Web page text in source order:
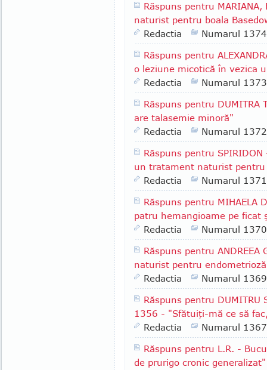
Răspuns pentru
naturist pentru boala
Redactia
Numarul 1374
Răspuns pentru
o leziune micotică în vezica
Redactia
Numarul 1373
Răspuns pentru
are talasemie minoră"
Redactia
Numarul 1372
Răspuns pentru
un tratament naturist pentru
Redactia
Numarul 1371
Răspuns pentru MIHAELA
patru hemangioame pe ficat
Redactia
Numarul 1370
Răspuns pentru
naturist pentru
Redactia
Numarul 1369
Răspuns pentru
1356 - "Sfătuiţi-mă ce să
Redactia
Numarul 1367
Răspuns pentru L.R. -
de prurigo cronic generalizat"